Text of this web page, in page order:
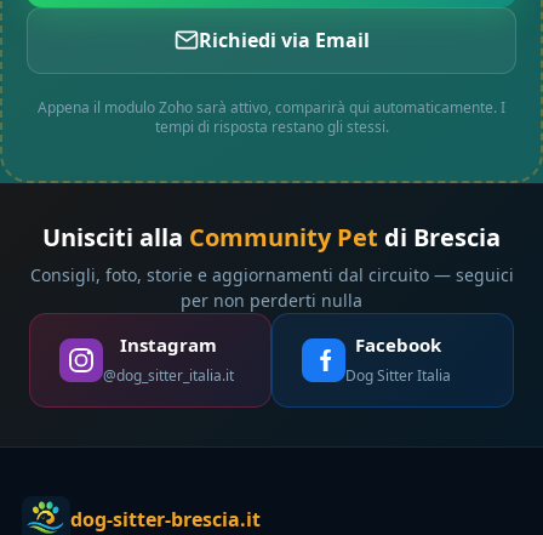
Richiedi via Email
Appena il modulo Zoho sarà attivo, comparirà qui automaticamente. I
tempi di risposta restano gli stessi.
Unisciti alla Community Pet di Brescia
Consigli, foto, storie e aggiornamenti dal circuito — seguici
per non perderti nulla
Instagram
@dog_sitter_italia.it
Facebook
Dog Sitter Italia
dog-sitter-brescia.it